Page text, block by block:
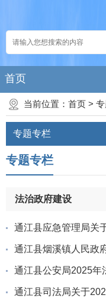
首页
当前位置： 首页 >
专题专栏
专题专栏
法治政府建设
通江县公安局2025年